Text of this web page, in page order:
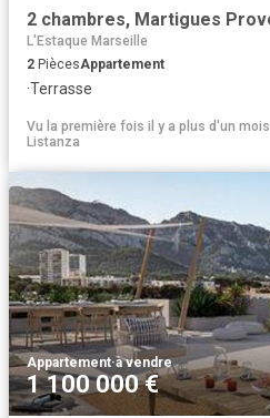
L'Estaque Marseille
2 PiècesAppartement
·Terrasse
Vu la première fois il y a plus d'un mois
Listanza
Appartement·à vendre
1 100 000 €